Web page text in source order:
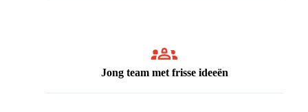
Jong team met frisse ideeën